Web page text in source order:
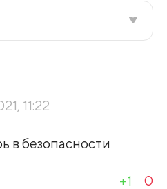
11:22
в безопасности
+1 0